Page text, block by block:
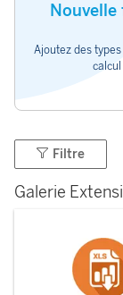
Ajoutez des
Filtre
Galerie